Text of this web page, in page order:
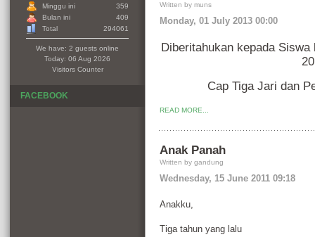
Written by muns
Monday, 01 July 2013 00:00
Diberitahukan kepada
Cap Tiga Jari dan
READ MORE...
Anak Panah
Written by gandung
Wednesday, 15 June 2011 09:18
Anakku,
Tiga tahun yang lalu
Minggu ini
359
Bulan ini
409
Total
294061
We have: 2 guests online
Today: 06 Aug 2026
Visitors Counter
FACEBOOK